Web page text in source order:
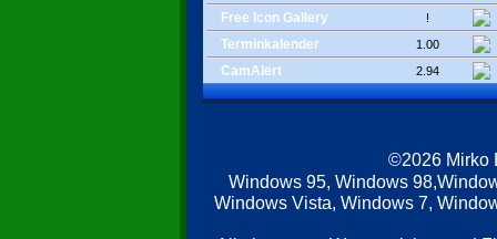
Free Icon Gallery !
Terminkalender 1.00
CamAlert 2.94
©2026 Mirko
Windows 95, Windows
Windows Vista, Windows 7,